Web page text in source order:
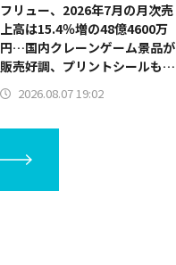
フリュー、2026年7月の月次売
上高は15.4％増の48億4600万
円…国内クレーンゲーム景品が
販売好調、プリントシールも新
機種発売で伸長
2026.08.07 19:02